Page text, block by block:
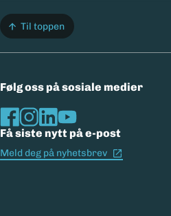
Til toppen
Følg oss på sosiale medier
Få siste nytt på e-post
Meld deg på nyhetsbrev